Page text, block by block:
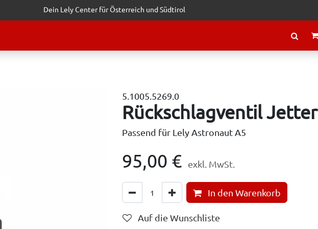
Dein Lely Center für Österreich und Südtirol
ÜBER LELY
5.1005.5269.0
Rückschlagventil Jetter
Passend für Lely Astronaut A5
95,00 € exkl. MwSt.
In den Warenkorb
Auf die Wunschliste